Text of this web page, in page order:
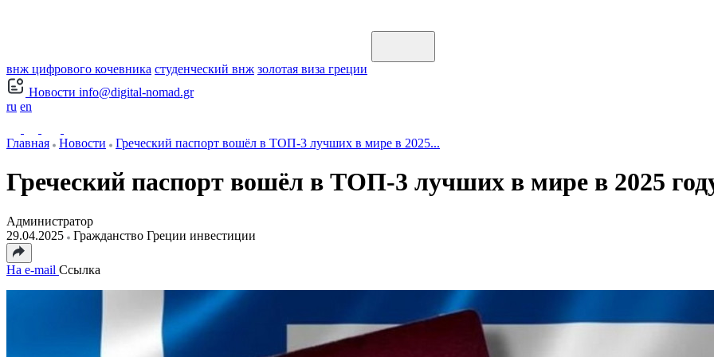
внж цифрового кочевника студенческий внж золотая виза греции
Новости info@digital-nomad.gr
ru en
Главная Новости Греческий паспорт вошёл в ТОП-3 лучших в мире в 2025...
Греческий паспорт вошёл в ТОП-3 лучших в мире в 2025
Администратор
29.04.2025
Гражданство Греции инвестиции
На e-mail Ссылка